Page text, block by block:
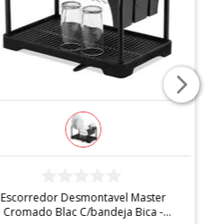
Escorredor Desmontavel Master
Cromado Blac C/bandeja Bica -